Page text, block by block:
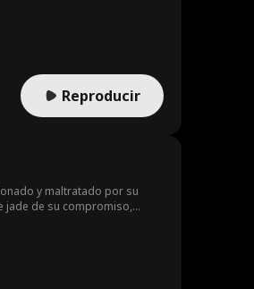
Reproducir
y maltratado por su
jade de su compromiso,